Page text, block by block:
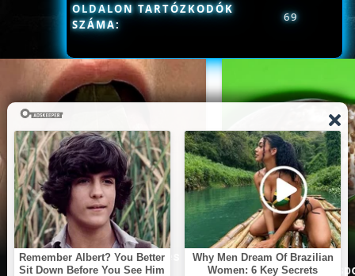
OLDALON TARTÓZKODÓK
SZÁMA:
69
This Simple Trick Removes
All Parasites From Your
Doctor: One